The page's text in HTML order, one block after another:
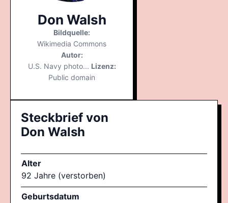
Don Walsh
Bildquelle:
Wikimedia Commons
Autor:
U.S. Navy photo... Lizenz:
Public domain
Steckbrief von
Don Walsh
Alter
92 Jahre (verstorben)
Geburtsdatum